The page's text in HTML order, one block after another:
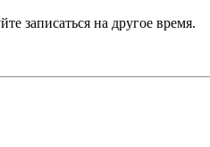
записаться на другое время.